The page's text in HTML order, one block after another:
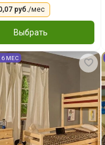
руб./мес
Выбрать
6 МЕС